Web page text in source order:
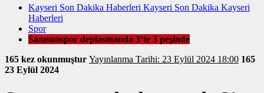
Kayseri Son Dakika Haberleri Kayseri Son Dakika Kayseri
Haberleri
Spor
Samsunspor deplasmanda 3’te 3 peşinde
165 kez okunmuştur
Yayınlanma Tarihi: 23 Eylül 2024 18:00 165
23 Eylül 2024